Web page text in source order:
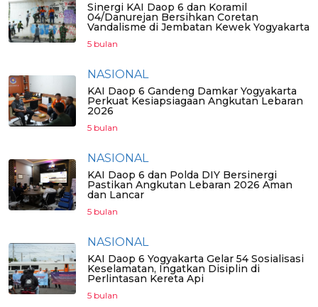
Sinergi KAI Daop 6 dan Koramil
04/Danurejan Bersihkan Coretan
Vandalisme di Jembatan Kewek Yogyakarta
5 bulan
NASIONAL
KAI Daop 6 Gandeng Damkar Yogyakarta
Perkuat Kesiapsiagaan Angkutan Lebaran
2026
5 bulan
NASIONAL
KAI Daop 6 dan Polda DIY Bersinergi
Pastikan Angkutan Lebaran 2026 Aman
dan Lancar
5 bulan
NASIONAL
KAI Daop 6 Yogyakarta Gelar 54 Sosialisasi
Keselamatan, Ingatkan Disiplin di
Perlintasan Kereta Api
5 bulan